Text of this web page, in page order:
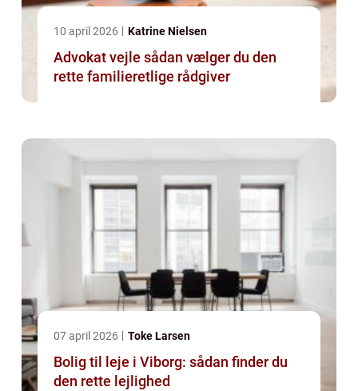
10 april 2026 Katrine Nielsen
Advokat vejle sådan vælger du den
rette familieretlige rådgiver
07 april 2026 Toke Larsen
Bolig til leje i Viborg: sådan finder du
den rette lejlighed